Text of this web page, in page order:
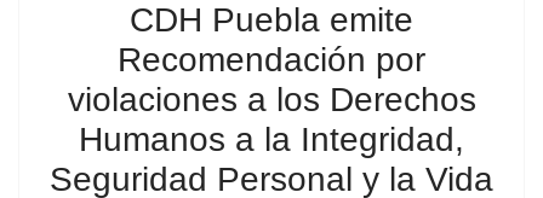
CDH Puebla emite
Recomendación por
violaciones a los Derechos
Humanos a la Integridad,
Seguridad Personal y la Vida